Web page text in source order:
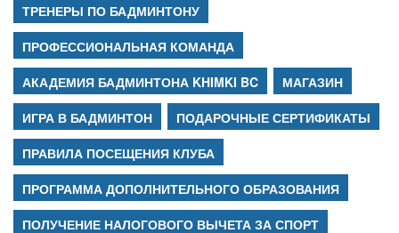
ТРЕНЕРЫ ПО БАДМИНТОНУ
ПРОФЕССИОНАЛЬНАЯ КОМАНДА
АКАДЕМИЯ БАДМИНТОНА KHIMKI BC
МАГАЗИН
ИГРА В БАДМИНТОН
ПОДАРОЧНЫЕ СЕРТИФИКАТЫ
ПРАВИЛА ПОСЕЩЕНИЯ КЛУБА
ПРОГРАММА ДОПОЛНИТЕЛЬНОГО ОБРАЗОВАНИЯ
ПОЛУЧЕНИЕ НАЛОГОВОГО ВЫЧЕТА ЗА СПОРТ